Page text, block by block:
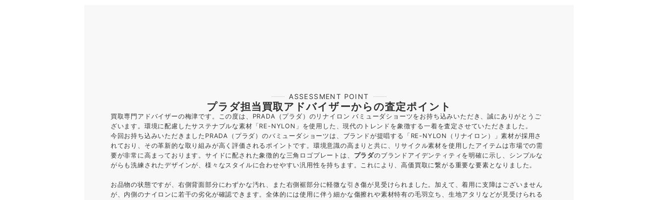
ASSESSMENT POINT
プラダ担当買取アドバイザーからの査定ポイント
買取専門アドバイザーの梅津です。この度は、PRADA（プラダ）のリナイロン バミューダショーツをお持ち込みいただき、誠にありがとうご
ざいます。環境に配慮したサステナブルな素材「RE-NYLON」を使用した、現代のトレンドを象徴する一着を査定させていただきました。
今回お持ち込みいただきましたPRADA（プラダ）のバミューダショーツは、ブランドが提唱する「RE-NYLON（リナイロン）」素材が採用さ
れており、その革新的な取り組みが高く評価されるポイントです。環境意識の高まりと共に、リサイクル素材を使用したアイテムは市場での需
要が非常に高まっております。サイドに配された象徴的な三角ロゴプレートは、 プラダのブランドアイデンティティを明確に示し、シンプルな
がらも洗練されたデザインが、様々なスタイルに合わせやすい汎用性を持ちます。これにより、高価買取に繋がる重要な要素となりました。
お品物の状態ですが、右側背面部分にわずかな汚れ、また右側裾部分に軽微な引き傷が見受けられました。加えて、着用に支障はございません
が、内側のナイロンに若干の劣化が確認できます。全体的には使用に伴う細かな傷擦れや素材特有の毛羽立ち、生地アタリなどが見受けられる